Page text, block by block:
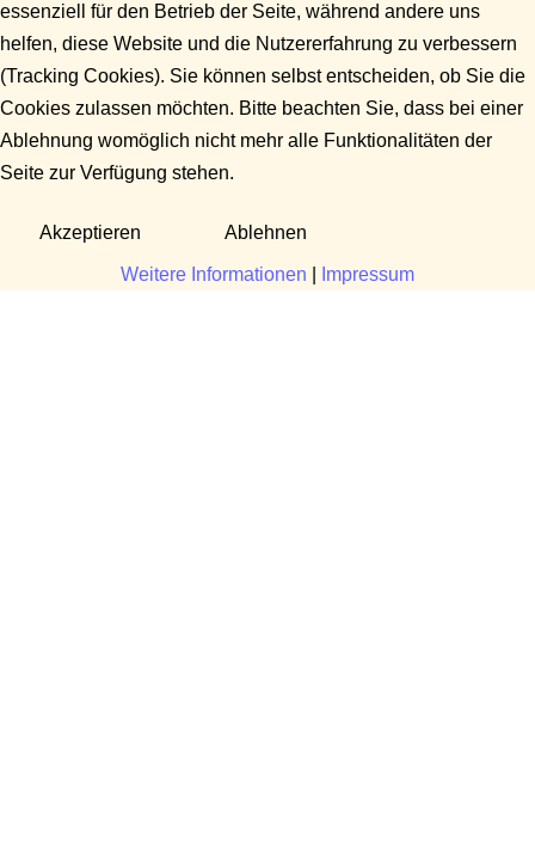
essenziell für den Betrieb der Seite, während andere uns
helfen, diese Website und die Nutzererfahrung zu verbessern
(Tracking Cookies). Sie können selbst entscheiden, ob Sie die
Cookies zulassen möchten. Bitte beachten Sie, dass bei einer
Ablehnung womöglich nicht mehr alle Funktionalitäten der
Seite zur Verfügung stehen.
Akzeptieren Ablehnen
Weitere Informationen Impressum